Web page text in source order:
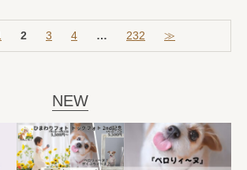
2 3 4 … 232 ≫
NEW